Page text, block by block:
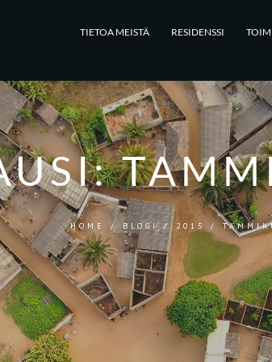
TIETOA MEISTÄ RESIDENSSI
HOME / BLOGI/ 2015 /